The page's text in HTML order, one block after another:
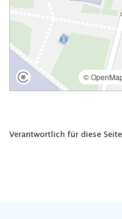
Verantwortlich für diese